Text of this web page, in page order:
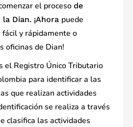
el proceso de
Dian. ¡Ahora puede
y rápidamente o
oficinas de Dian!
el Registro Único Tributario
para identificar a las
que realizan actividades
se realiza a través
clasifica las actividades